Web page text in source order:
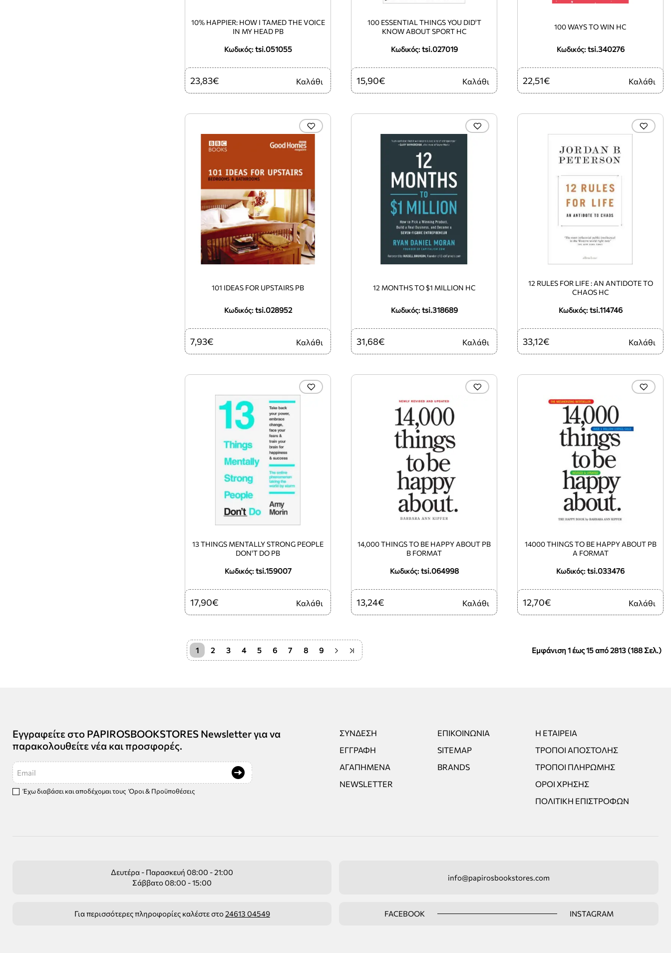
Κωδικός: tsi.051055
10% HAPPIER: HOW I TAMED THE VOICE
IN MY HEAD PB
23,83€ Καλάθι
Κωδικός: tsi.027019
100 ESSENTIAL THINGS YOU DID'T
KNOW ABOUT SPORT HC
15,90€ Καλάθι
Κωδικός: tsi.340276
100 WAYS TO WIN HC
22,51€ Καλάθι
Κωδικός: tsi.028952
101 IDEAS FOR UPSTAIRS PB
7,93€ Καλάθι
Κωδικός: tsi.318689
12 MONTHS TO $1 MILLION HC
31,68€ Καλάθι
Κωδικός: tsi.114746
12 RULES FOR LIFE : AN ANTIDOTE TO
CHAOS HC
33,12€ Καλάθι
Κωδικός: tsi.159007
13 THINGS MENTALLY STRONG PEOPLE
DON'T DO PB
17,90€ Καλάθι
Κωδικός: tsi.064998
14,000 THINGS TO BE HAPPY ABOUT PB
B FORMAT
13,24€ Καλάθι
Κωδικός: tsi.033476
14000 THINGS TO BE HAPPY ABOUT PB
A FORMAT
12,70€ Καλάθι
1 2 3 4 5 6 7 8 9 Εμφάνιση 1 έως 15 από 2813 (188 Σελ.)
Εγγραφείτε στο PAPIROSBOOKSTORES Newsletter για να
παρακολουθείτε νέα και προσφορές.
Email
Έχω διαβάσει και αποδέχομαι τους Όροι & Προϋποθέσεις
ΣΎΝΔΕΣΗ
ΕΓΓΡΑΦΉ
ΑΓΑΠΗΜΈΝΑ
NEWSLETTER
ΕΠΙΚΟΙΝΩΝΊΑ
SITEMAP
BRANDS
Η ΕΤΑΙΡΕΊΑ
ΤΡΌΠΟΙ ΑΠΟΣΤΟΛΉΣ
ΤΡΌΠΟΙ ΠΛΗΡΩΜΉΣ
ΌΡΟΙ ΧΡΉΣΗΣ
ΠΟΛΙΤΙΚΉ ΕΠΙΣΤΡΟΦΏΝ
Δευτέρα - Παρασκευή 08:00 - 21:00
Σάββατο 08:00 - 15:00
info@papirosbookstores.com
Για περισσότερες πληροφορίες καλέστε στο24613 04549 FACEBOOK INSTAGRAM